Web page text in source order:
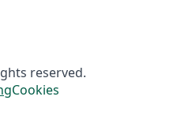
reserved.
Cookies